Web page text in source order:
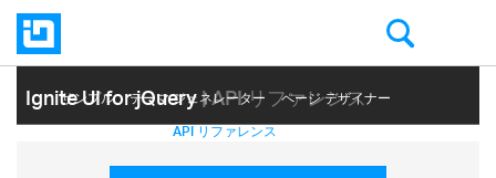
Ignite UI for jQuery| API リファレンス
サンプル テーマ ジェネレーター ページ デザイナー
ヘルプ トピック API リファレンス